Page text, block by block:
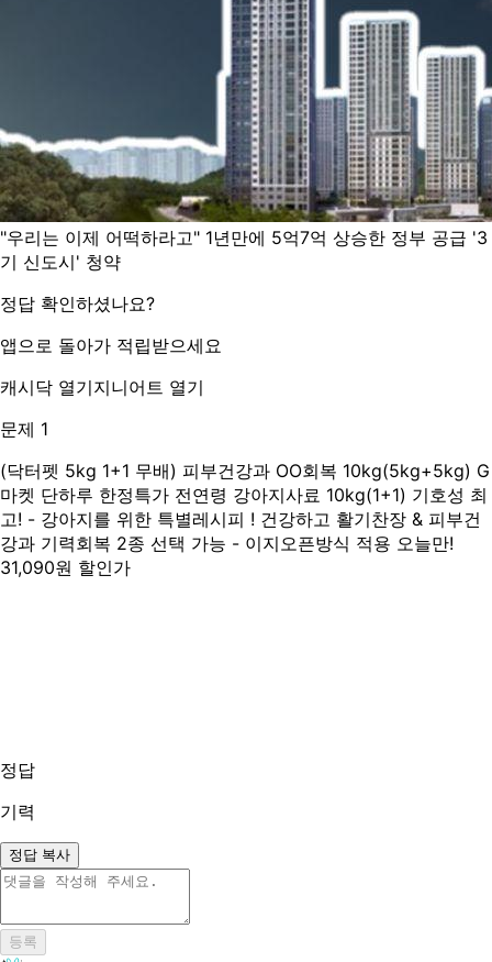
"우리는 이제 어떡하라고" 1년만에 5억7억 상승한 정부 공급 '3
기 신도시' 청약
정답 확인하셨나요?
앱으로 돌아가 적립받으세요
캐시닥 열기지니어트 열기
문제 1
(닥터펫 5kg 1+1 무배) 피부건강과 OO회복 10kg(5kg+5kg) G
마켓 단하루 한정특가 전연령 강아지사료 10kg(1+1) 기호성 최
고! - 강아지를 위한 특별레시피 ! 건강하고 활기찬장 & 피부건
강과 기력회복 2종 선택 가능 - 이지오픈방식 적용 오늘만!
31,090원 할인가
정답
기력
정답 복사
등록